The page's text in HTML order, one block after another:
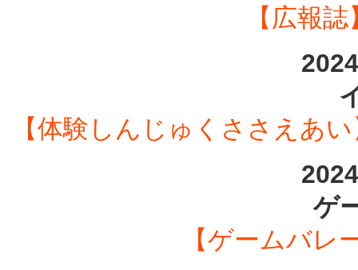
【広報
【体験しんじゅくささえあ
ゲ
【ゲームバ